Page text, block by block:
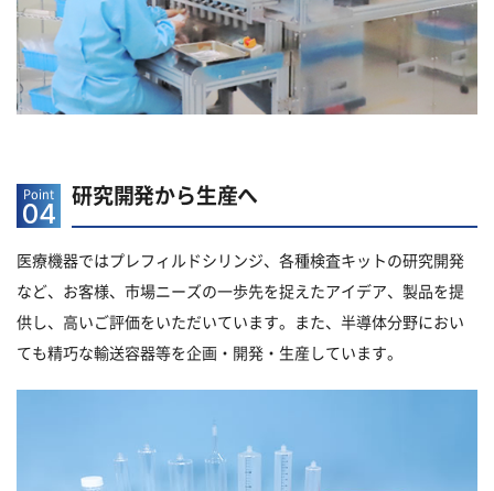
Point
04
研究開発から生産へ
医療機器ではプレフィルドシリンジ、各種検査キットの研究開発
など、お客様、市場ニーズの一歩先を捉えたアイデア、製品を提
供し、高いご評価をいただいています。また、半導体分野におい
ても精巧な輸送容器等を企画・開発・生産しています。